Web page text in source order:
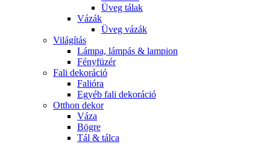
Üveg tálak
Vázák
Üveg vázák
Világítás
Lámpa, lámpás & lampion
Fényfüzér
Fali dekoráció
Falióra
Egyéb fali dekoráció
Otthon dekor
Váza
Bögre
Tál & tálca